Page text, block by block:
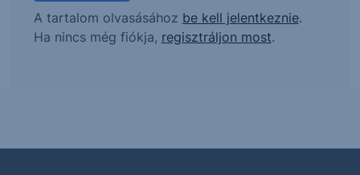
A tartalom olvasásához be kell jelentkeznie.
Ha nincs még fiókja, regisztráljon most.